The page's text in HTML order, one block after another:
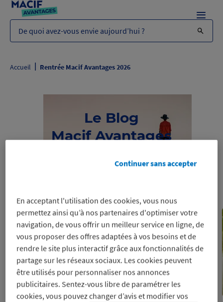
De quoi avez-vous envie aujourd’hui ?
Menu
Accueil | Rentrée Macif Avantages 2026
Le Blog
Macif Avantages
En acceptant l'utilisation des cookies, vous nous
permettez ainsi qu’à nos partenaires d'optimiser votre
navigation, de vous offrir un meilleur service en ligne, de
vous proposer des offres adaptées à vos besoins et de
rendre le site plus interactif grâce aux fonctionnalités de
partage sur les réseaux sociaux. Les cookies peuvent
être utilisés pour personnaliser nos annonces
publicitaires. Sentez-vous libre de paramétrer les
cookies, vous pouvez changer d’avis et modifier vos
Continuer sans accepter